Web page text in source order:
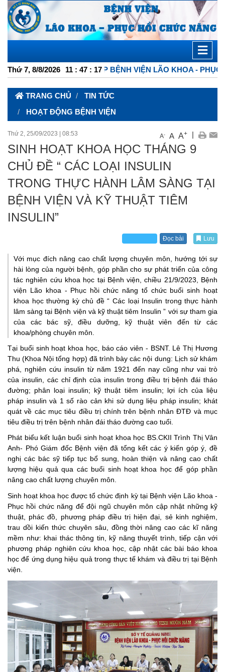
Thứ 7, 8/8/2026 11 : 47 : 18
TỬ TỔNG HỢP BỆNH VIỆN LÃO KHOA - PHỤC HỒI
TRANG CHỦ
TIN TỨC
HOẠT ĐỘNG BỆNH VIỆN
Thứ 2, 25/09/2023 08:53 A- A A+ |
SINH HOẠT KHOA HỌC THÁNG 9
CHỦ ĐỀ “ CÁC LOẠI INSULIN
TRONG THỰC HÀNH LÂM SÀNG TẠI
BỆNH VIỆN VÀ KỸ THUẬT TIÊM
INSULIN”
Đọc bài Lưu
Với mục đích nâng cao chất lượng chuyên môn, hướng tới sự
hài lòng của người bệnh, góp phần cho sự phát triển của công
tác nghiên cứu khoa học tại Bệnh viện, chiều 21/9/2023, Bệnh
viện Lão khoa - Phục hồi chức năng tổ chức buổi sinh hoạt
khoa học thường kỳ chủ đề “ Các loại Insulin trong thực hành
lâm sàng tại Bệnh viện và kỹ thuật tiêm Insulin ” với sự tham gia
của các bác sỹ, điều dưỡng, kỹ thuật viên đến từ các
khoa/phòng chuyên môn.
Tại buổi sinh hoạt khoa học, báo cáo viên - BSNT. Lê Thị Hương
Thu (Khoa Nội tổng hợp) đã trình bày các nội dung: Lịch sử khám
phá, nghiên cứu insulin từ năm 1921 đến nay cũng như vai trò
của insulin, các chỉ định của insulin trong điều trị bệnh đái tháo
đường; phân loại insulin; kỹ thuật tiêm insulin; lợi ích của liệu
pháp insulin và 1 số rào cản khi sử dụng liệu pháp insulin; khát
quát về các mục tiêu điều trị chính trên bệnh nhân ĐTĐ và mục
tiêu điều trị trên bệnh nhân đái tháo đường cao tuổi.
Phát biểu kết luận buổi sinh hoạt khoa học BS.CKII Trình Thị Vân
Anh- Phó Giám đốc Bệnh viện đã tổng kết các ý kiến góp ý, đề
nghị các bác sỹ tiếp tục bổ sung, hoàn thiện và nâng cao chất
lượng hiệu quả qua các buổi sinh hoạt khoa học để góp phần
nâng cao chất lượng chuyên môn.
Sinh hoạt khoa học được tổ chức định kỳ tại Bệnh viện Lão khoa -
Phục hồi chức năng để đội ngũ chuyên môn cập nhật những kỹ
thuật, phác đồ, phương pháp điều trị hiện đại, sẻ kinh nghiệm,
trau dồi kiến thức chuyên sâu, đồng thời nâng cao các kĩ năng
mềm như: khai thác thông tin, kỹ năng thuyết trình, tiếp cận với
phương pháp nghiên cứu khoa học, cập nhật các bài báo khoa
học để ứng dụng hiệu quả trong thực tế khám và điều trị tại Bệnh
viện.